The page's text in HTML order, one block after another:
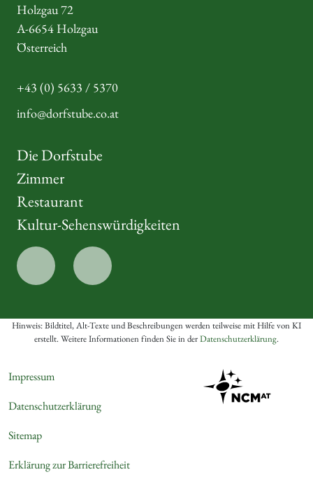
Holzgau 72
A-6654 Holzgau
Österreich
+43 (0) 5633 / 5370
info@dorfstube.co.at
Die Dorfstube
Zimmer
Restaurant
Kultur-Sehenswürdigkeiten
Hinweis: Bildtitel, Alt-Texte und Beschreibungen werden teilweise mit Hilfe von KI
erstellt. Weitere Informationen finden Sie in derDatenschutzerklärung.
Impressum
Datenschutzerklärung
Sitemap
Erklärung zur Barrierefreiheit